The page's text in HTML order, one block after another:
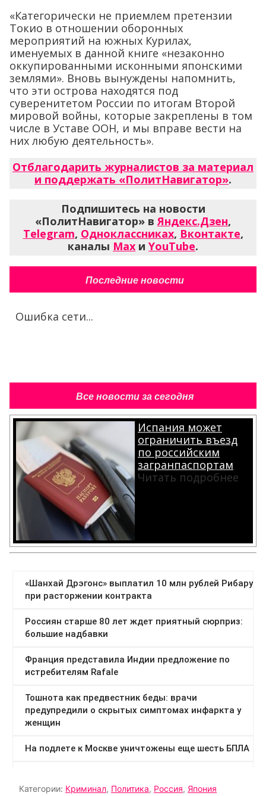
«Категорически не приемлем претензии
Токио в отношении оборонных
мероприятий на южных Курилах,
именуемых в данной книге «незаконно
оккупированными исконными японскими
землями». Вновь вынуждены напомнить,
что эти острова находятся под
суверенитетом России по итогам Второй
мировой войны, которые закреплены в том
числе в Уставе ООН, и мы вправе вести на
них любую деятельность».
Отблагодарить журналистов за материал
и поддержать «ПолитНавигатор».
Подпишитесь на новости
«ПолитНавигатор» вЯндекс.Дзен,
Telegram, Одноклассниках, Вконтакте,
каналы Max и YouTube.
Последние новости
Ошибка сети...
Все новости за сегодня
Испания может
ограничить въезд
по российским
загранпаспортам
Читать подробнее
Категории: Криминал, Политика, Россия, Япония